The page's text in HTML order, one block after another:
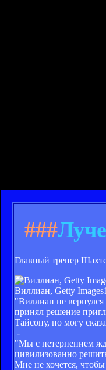
###
Главный тренер
Виллиан, Getty Images
"Виллиан не вернулся
принял решение
Тайсону, но могу
-
"Мы с нетерпением
цивилизованно
Мне не хочется,